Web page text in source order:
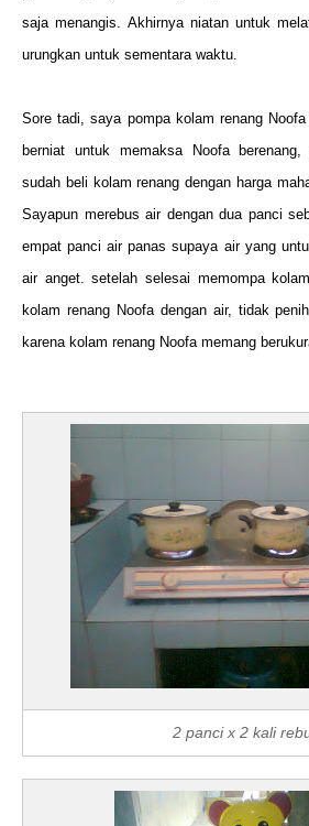
saja menangis. Akhirnya niatan untuk
urungkan untuk sementara waktu.
Sore tadi, saya pompa kolam renang
berniat untuk memaksa Noofa
sudah beli kolam renang dengan harga
Sayapun merebus air dengan dua panci
empat panci air panas supaya air yang
air anget. setelah selesai memompa
kolam renang Noofa dengan air, tidak
karena kolam renang Noofa memang
2 panci x 2 kali